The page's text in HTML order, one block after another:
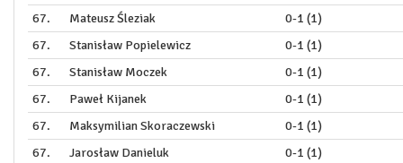
67.
Mateusz Śleziak
0-1 (1)
67.
Stanisław Popielewicz
0-1 (1)
67.
Stanisław Moczek
0-1 (1)
67.
Paweł Kijanek
0-1 (1)
67.
Maksymilian Skoraczewski
0-1 (1)
67.
Jarosław Danieluk
0-1 (1)